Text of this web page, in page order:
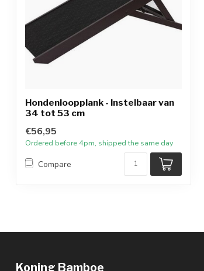
Hondenloopplank - Instelbaar van
34 tot 53 cm
€56,95
Ordered before 4pm, shipped the same day
Compare
Koning Bamboe